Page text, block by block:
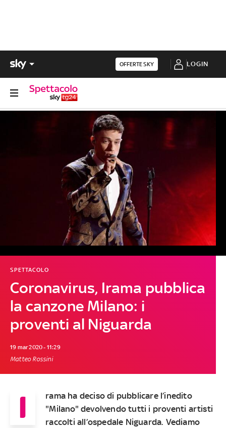
OFFERTE SKY LOGIN
Coronavirus, Irama pubblica
la canzone Milano: i
proventi al Niguarda
SPETTACOLO
19 mar 2020 - 11:29
Matteo Rossini
I rama ha deciso di pubblicare l’inedito
"Milano" devolvendo tutti i proventi artisti
raccolti all’ospedale Niguarda. Vediamo